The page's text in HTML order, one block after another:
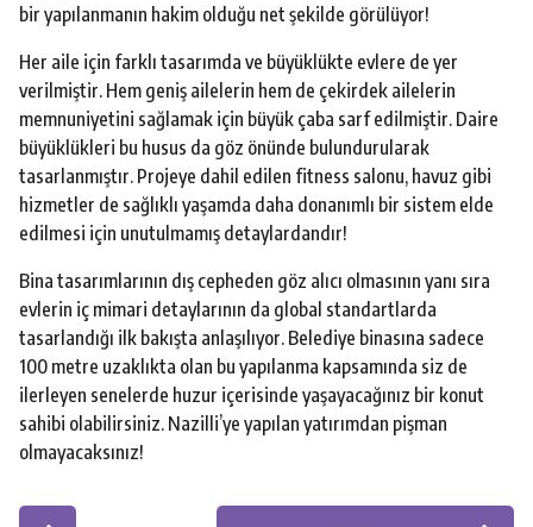
bir yapılanmanın hakim olduğu net şekilde görülüyor!
Her aile için farklı tasarımda ve büyüklükte evlere de yer
verilmiştir. Hem geniş ailelerin hem de çekirdek ailelerin
memnuniyetini sağlamak için büyük çaba sarf edilmiştir. Daire
büyüklükleri bu husus da göz önünde bulundurularak
tasarlanmıştır. Projeye dahil edilen fitness salonu, havuz gibi
hizmetler de sağlıklı yaşamda daha donanımlı bir sistem elde
edilmesi için unutulmamış detaylardandır!
Bina tasarımlarının dış cepheden göz alıcı olmasının yanı sıra
evlerin iç mimari detaylarının da global standartlarda
tasarlandığı ilk bakışta anlaşılıyor. Belediye binasına sadece
100 metre uzaklıkta olan bu yapılanma kapsamında siz de
ilerleyen senelerde huzur içerisinde yaşayacağınız bir konut
sahibi olabilirsiniz. Nazilli’ye yapılan yatırımdan pişman
olmayacaksınız!